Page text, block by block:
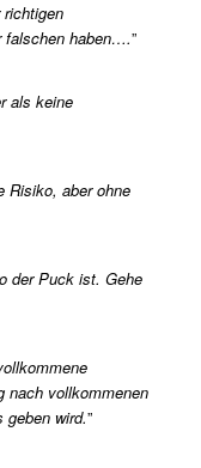
falschen haben….”
als keine
Risiko, aber ohne
der Puck ist. Gehe
nach vollkommenen
wird.”